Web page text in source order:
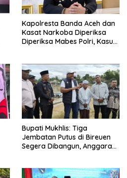
Kapolresta Banda Aceh dan
Kasat Narkoba Diperiksa
Diperiksa Mabes Polri, Kasus
Bupati Mukhlis: Tiga
Jembatan Putus di Bireuen
Segera Dibangun, Anggaran